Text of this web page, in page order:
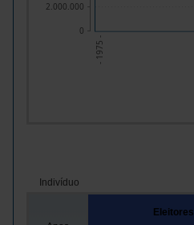
- 1975 -
0
2.000.000
Indivíduo
Eleitores